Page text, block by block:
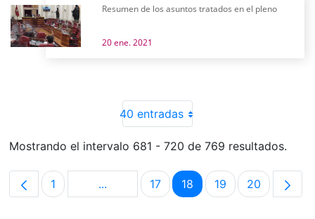
Resumen de los asuntos tratados en el pleno
20 ene. 2021
40 entradas
Mostrando el intervalo 681 - 720 de 769 resultados.
Página
1 ...Páginas intermedias Use TAB para
Página
17 Página
18 Página
19 Página
20